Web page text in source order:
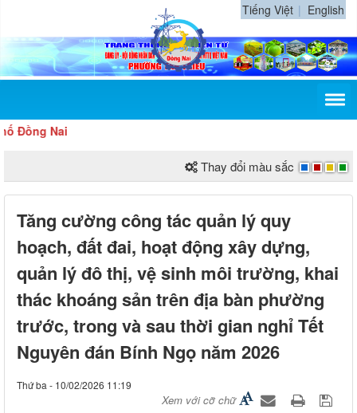
Tiếng Việt English
Nai
Thay đổi màu sắc
Tăng cường công tác quản lý quy
hoạch, đất đai, hoạt động xây dựng,
quản lý đô thị, vệ sinh môi trường, khai
thác khoáng sản trên địa bàn phường
trước, trong và sau thời gian nghỉ Tết
Nguyên đán Bính Ngọ năm 2026
Thứ ba - 10/02/2026 11:19
Xem với cỡ chữ